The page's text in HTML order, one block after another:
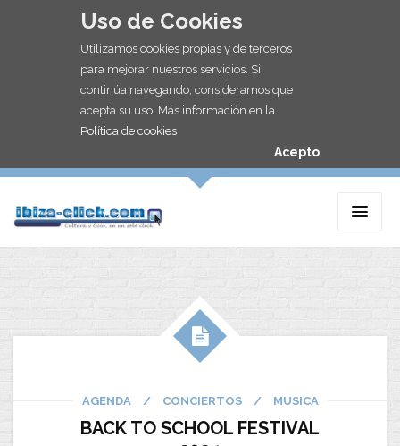
Uso de Cookies
Utilizamos cookies propias y de terceros
para mejorar nuestros servicios. Si
continúa navegando, consideramos que
acepta su uso. Más información en la
Política de cookies
Acepto
AGENDA / CONCIERTOS / MUSICA
BACK TO SCHOOL FESTIVAL